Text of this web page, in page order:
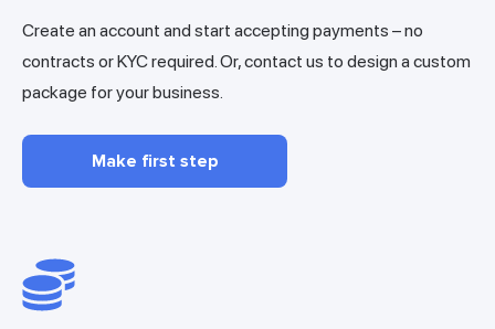
Create an account and start accepting payments – no
contracts or KYC required. Or, contact us to design a custom
package for your business.
Make first step